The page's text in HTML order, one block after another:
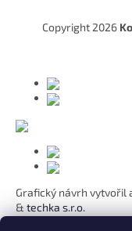
Copyright 2026
Grafický návrh vytvořil
& techka s.r.o.